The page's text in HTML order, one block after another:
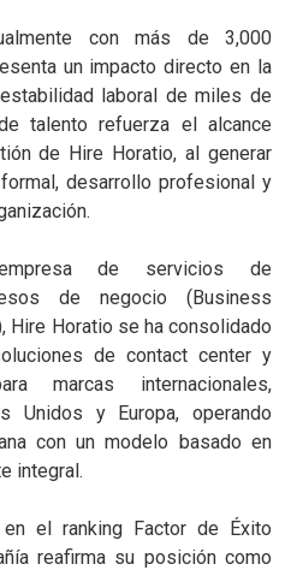
con más de 3,000
un impacto directo en la
laboral de miles de
talento refuerza el alcance
de Hire Horatio, al generar
desarrollo profesional y
de servicios de
de negocio (Business
Hire Horatio se ha consolidado
de contact center y
marcas internacionales,
Unidos y Europa, operando
con un modelo basado en
integral.
el ranking Factor de Éxito
reafirma su posición como